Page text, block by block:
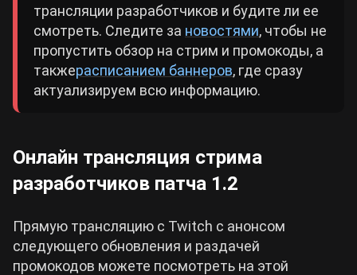
трансляции разработчиков и будите ли ее
смотреть. Следите за новостями, чтобы не
пропустить обзор на стрим и промокоды, а
такжерасписанием баннеров, где сразу
актуализируем всю информацию.
Онлайн трансляция стрима
разработчиков патча 1.2
Прямую трансляцию с Twitch с анонсом
следующего обновления и раздачей
промокодов можете посмотреть на этой